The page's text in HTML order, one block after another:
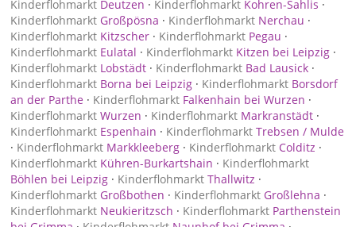
Kinderflohmarkt Deutzen · Kinderflohmarkt Kohren-Sahlis ·
Kinderflohmarkt Großpösna · Kinderflohmarkt Nerchau ·
Kinderflohmarkt Kitzscher · Kinderflohmarkt Pegau ·
Kinderflohmarkt Eulatal · Kinderflohmarkt Kitzen bei Leipzig ·
Kinderflohmarkt Lobstädt · Kinderflohmarkt Bad Lausick ·
Kinderflohmarkt Borna bei Leipzig · Kinderflohmarkt Borsdorf
an der Parthe · Kinderflohmarkt Falkenhain bei Wurzen ·
Kinderflohmarkt Wurzen · Kinderflohmarkt Markranstädt ·
Kinderflohmarkt Espenhain · Kinderflohmarkt Trebsen / Mulde
· Kinderflohmarkt Markkleeberg · Kinderflohmarkt Colditz ·
Kinderflohmarkt Kühren-Burkartshain · Kinderflohmarkt
Böhlen bei Leipzig · Kinderflohmarkt Thallwitz ·
Kinderflohmarkt Großbothen · Kinderflohmarkt Großlehna ·
Kinderflohmarkt Neukieritzsch · Kinderflohmarkt Parthenstein